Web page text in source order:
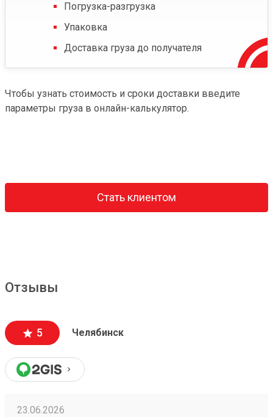
Погрузка-разгрузка
Упаковка
Доставка груза до получателя
Чтобы узнать стоимость и сроки доставки введите
параметры груза в онлайн-калькулятор.
Стать клиентом
Отзывы
5 Челябинск
23.06.2026